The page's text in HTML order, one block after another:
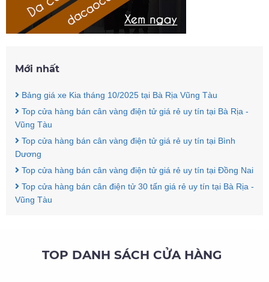
Mới nhất
Bảng giá xe Kia tháng 10/2025 tại Bà Rịa Vũng Tàu
Top cửa hàng bán cân vàng điện tử giá rẻ uy tín tại Bà Rịa -
Vũng Tàu
Top cửa hàng bán cân vàng điện tử giá rẻ uy tín tại Bình
Dương
Top cửa hàng bán cân vàng điện tử giá rẻ uy tín tại Đồng Nai
Top cửa hàng bán cân điện tử 30 tấn giá rẻ uy tín tại Bà Rịa -
Vũng Tàu
TOP DANH SÁCH CỬA HÀNG